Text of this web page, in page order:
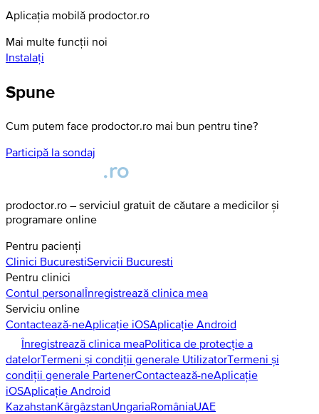
Aplicația mobilă prodoctor.ro
Mai multe funcții noi
Instalați
Spune
Cum putem face prodoctor.ro mai bun pentru tine?
Participă la sondaj
prodoctor.ro – serviciul gratuit de căutare a medicilor și
programare online
Pentru pacienți
Clinici BucurestiServicii Bucuresti
Pentru clinici
Contul personalÎnregistrează clinica mea
Serviciu online
Contactează-neAplicație iOSAplicație Android
Înregistrează clinica meaPolitica de protecție a
datelorTermeni și condiții generale UtilizatorTermeni și
condiții generale PartenerContactează-neAplicație
iOSAplicație Android
KazahstanKârgâzstanUngariaRomâniaUAE